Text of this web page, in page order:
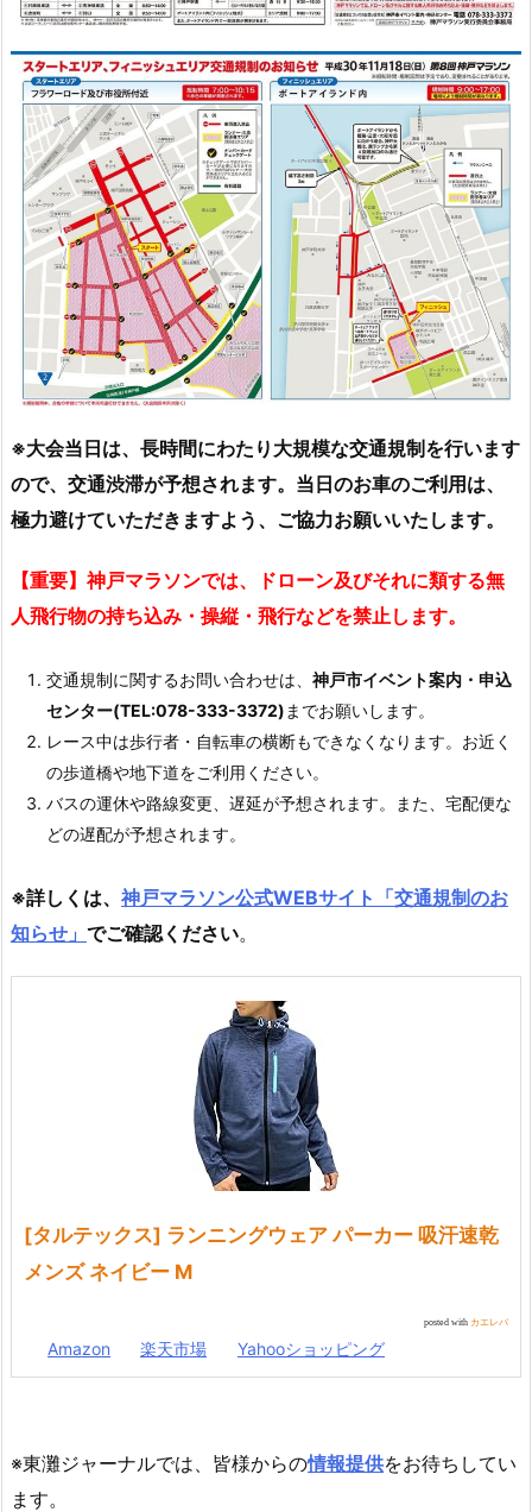
※大会当日は、長時間にわたり大規模な交通規制を行います
ので、交通渋滞が予想されます。 当日のお車のご利用は、
極力避けていただきますよう、ご協力お願いいたします。
【重要】神戸マラソンでは、ドローン及びそれに類する無
人飛行物の持ち込み・操縦・飛行などを禁止します。
交通規制に関するお問い合わせは、 神戸市イベント案内・申込
センター(TEL:078-333-3372) までお願いします。
レース中は歩行者・自転車の横断もできなくなります。お近く
の歩道橋や地下道をご利用ください。
バスの運休や路線変更、遅延が予想されます。また、宅配便な
どの遅配が予想されます。
※詳しくは、 神戸マラソン公式WEBサイト「交通規制のお
知らせ」 でご確認ください。
[タルテックス] ランニングウェア パーカー 吸汗速乾
メンズ ネイビー M
posted with カエレバ
Amazon 楽天市場 Yahooショッピング
※東灘ジャーナルでは、皆様からの情報提供をお待ちしてい
ます。